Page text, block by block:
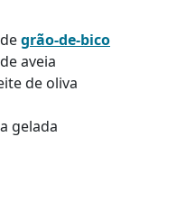
grão-de-bico
aveia
de oliva
gelada